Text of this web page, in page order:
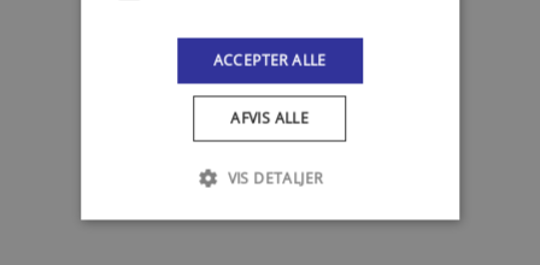
ACCEPTER ALLE
AFVIS ALLE
VIS DETALJER